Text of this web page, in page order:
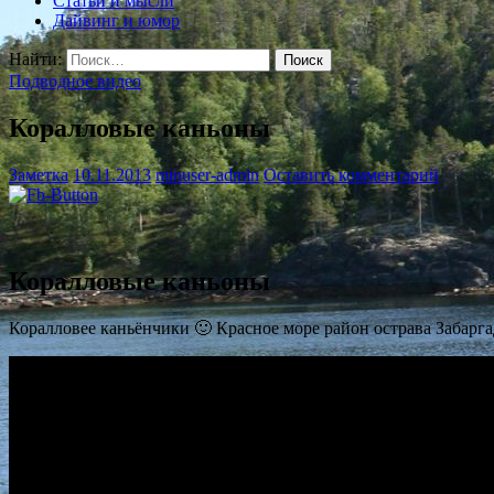
Дайвинг и юмор
Найти:
Подводное видео
Коралловые каньоны
Заметка 10.11.2013 minuser-admin Оставить комментарий
Коралловые каньоны
Коралловее каньёнчики 🙂 Красное море район острава